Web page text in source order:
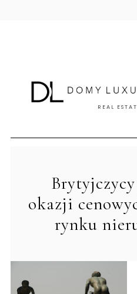
REAL
okazji
rynku